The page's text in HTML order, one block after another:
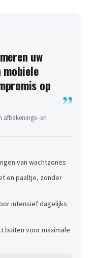
uw
op
afbakenings- en
van wachtzones
en paaltje, zonder
intensief dagelijks
buiten voor maximale